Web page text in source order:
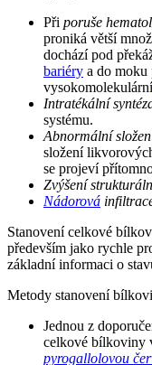
Při poruše
proniká větší
dochází pod
bariéry a do
Intratékální
systému.
Abnormální
složení
se projeví
Zvýšení
Nádorová
Stanovení celkové
především jako rychle
základní informaci o
Metody stanovení
Jednou z
celkové bílkoviny
pyrogallolovou